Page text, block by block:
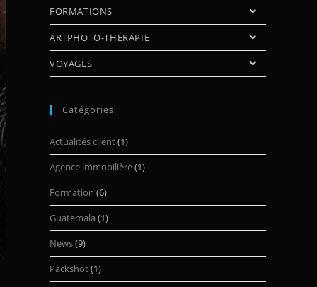
FORMATIONS
ARTPHOTO-THÉRAPIE
VOYAGES
Catégories
Actualités client(1)
Agence immobilière(1)
Formation (6)
Guatemala (1)
News(9)
Packshot(1)